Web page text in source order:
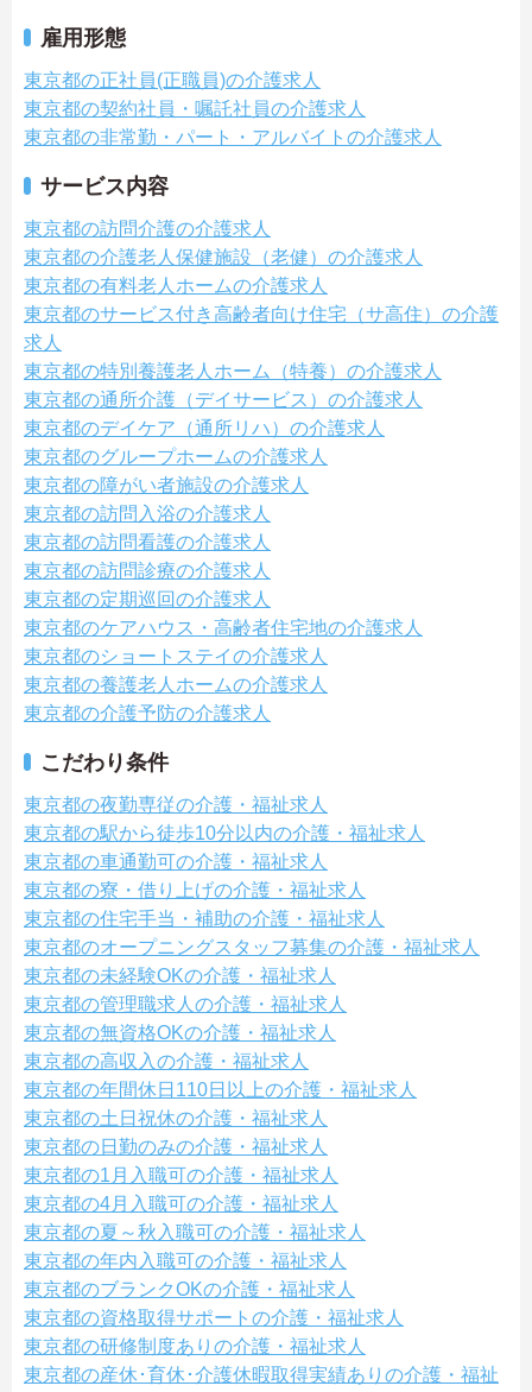
雇用形態
東京都の正社員(正職員)の介護求人
東京都の契約社員・嘱託社員の介護求人
東京都の非常勤・パート・アルバイトの介護求人
サービス内容
東京都の訪問介護の介護求人
東京都の介護老人保健施設（老健）の介護求人
東京都の有料老人ホームの介護求人
東京都のサービス付き高齢者向け住宅（サ高住）の介護
求人
東京都の特別養護老人ホーム（特養）の介護求人
東京都の通所介護（デイサービス）の介護求人
東京都のデイケア（通所リハ）の介護求人
東京都のグループホームの介護求人
東京都の障がい者施設の介護求人
東京都の訪問入浴の介護求人
東京都の訪問看護の介護求人
東京都の訪問診療の介護求人
東京都の定期巡回の介護求人
東京都のケアハウス・高齢者住宅地の介護求人
東京都のショートステイの介護求人
東京都の養護老人ホームの介護求人
東京都の介護予防の介護求人
こだわり条件
東京都の夜勤専従の介護・福祉求人
東京都の駅から徒歩10分以内の介護・福祉求人
東京都の車通勤可の介護・福祉求人
東京都の寮・借り上げの介護・福祉求人
東京都の住宅手当・補助の介護・福祉求人
東京都のオープニングスタッフ募集の介護・福祉求人
東京都の未経験OKの介護・福祉求人
東京都の管理職求人の介護・福祉求人
東京都の無資格OKの介護・福祉求人
東京都の高収入の介護・福祉求人
東京都の年間休日110日以上の介護・福祉求人
東京都の土日祝休の介護・福祉求人
東京都の日勤のみの介護・福祉求人
東京都の1月入職可の介護・福祉求人
東京都の4月入職可の介護・福祉求人
東京都の夏～秋入職可の介護・福祉求人
東京都の年内入職可の介護・福祉求人
東京都のブランクOKの介護・福祉求人
東京都の資格取得サポートの介護・福祉求人
東京都の研修制度ありの介護・福祉求人
東京都の産休･育休･介護休暇取得実績ありの介護・福祉